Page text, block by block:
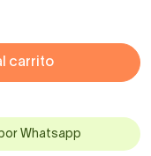
carrito
Whatsapp